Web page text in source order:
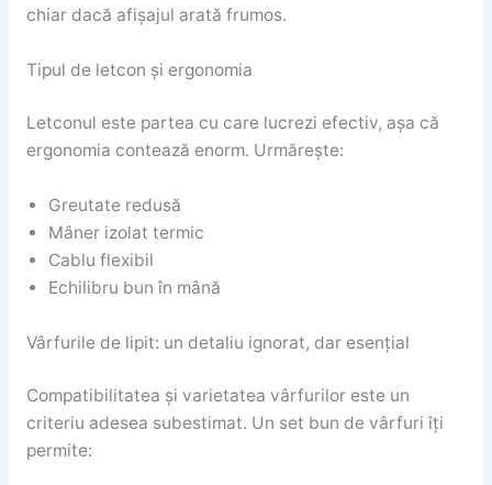
chiar dacă afișajul arată frumos.
Tipul de letcon și ergonomia
Letconul este partea cu care lucrezi efectiv, așa că
ergonomia contează enorm. Urmărește:
Greutate redusă
Mâner izolat termic
Cablu flexibil
Echilibru bun în mână
Vârfurile de lipit: un detaliu ignorat, dar esențial
Compatibilitatea și varietatea vârfurilor este un
criteriu adesea subestimat. Un set bun de vârfuri îți
permite: